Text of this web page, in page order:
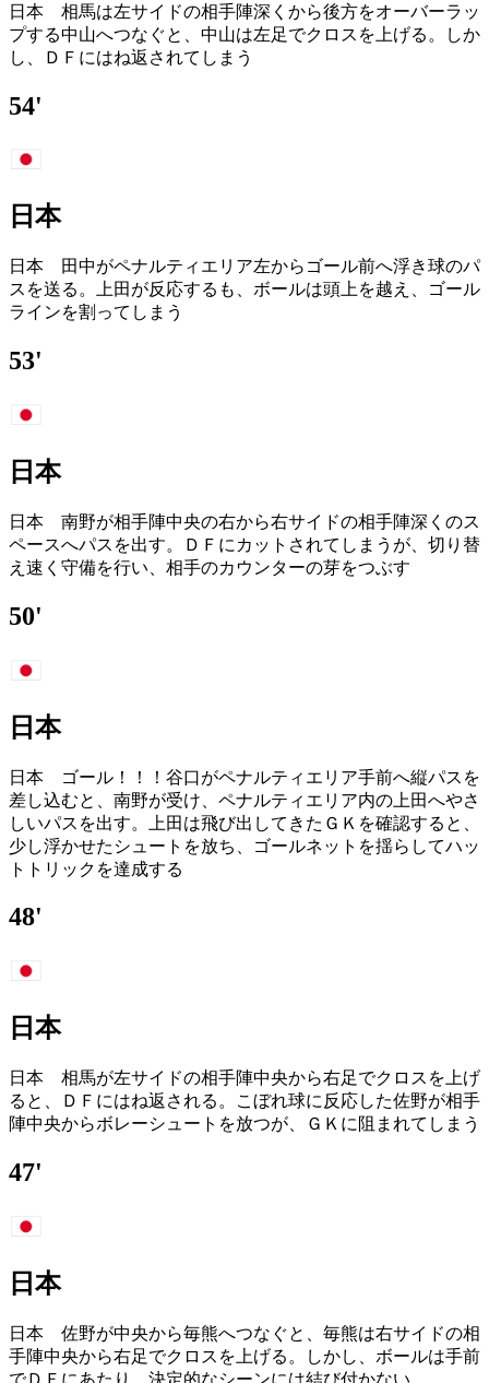
日本 相馬は左サイドの相手陣深くから後方をオーバーラッ
プする中山へつなぐと、中山は左足でクロスを上げる。しか
し、ＤＦにはね返されてしまう
54'
日本
日本 田中がペナルティエリア左からゴール前へ浮き球のパ
スを送る。上田が反応するも、ボールは頭上を越え、ゴール
ラインを割ってしまう
53'
日本
日本 南野が相手陣中央の右から右サイドの相手陣深くのス
ペースへパスを出す。ＤＦにカットされてしまうが、切り替
え速く守備を行い、相手のカウンターの芽をつぶす
50'
日本
日本 ゴール！！！谷口がペナルティエリア手前へ縦パスを
差し込むと、南野が受け、ペナルティエリア内の上田へやさ
しいパスを出す。上田は飛び出してきたＧＫを確認すると、
少し浮かせたシュートを放ち、ゴールネットを揺らしてハッ
トトリックを達成する
48'
日本
日本 相馬が左サイドの相手陣中央から右足でクロスを上げ
ると、ＤＦにはね返される。こぼれ球に反応した佐野が相手
陣中央からボレーシュートを放つが、ＧＫに阻まれてしまう
47'
日本
日本 佐野が中央から毎熊へつなぐと、毎熊は右サイドの相
手陣中央から右足でクロスを上げる。しかし、ボールは手前
でＤＦにあたり、決定的なシーンには結び付かない